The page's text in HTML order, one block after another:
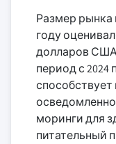
Размер рынка
году
долларов США
период с 2024
моринги для
питательный